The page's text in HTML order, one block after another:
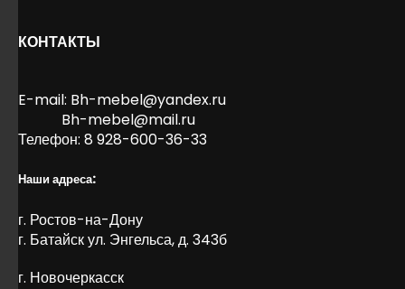
КОНТАКТЫ
E-mail: Bh-mebel@yandex.ru
Bh-mebel@mail.ru
Телефон: 8 928-600-36-33
Наши адреса:
г. Ростов-на-Дону
г. Батайск ул. Энгельса, д. 343б
г. Новочеркасск